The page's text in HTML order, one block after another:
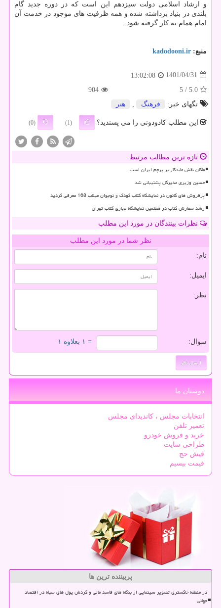
و ارشاد اسلامی دولت سیزدهم این است که در دوره جدید گام
بلندی در بنیاد برداشته شده و همه ظرفیت های موجود در خدمت آن
امام همام به کار گرفته شود.
منبع: kadodooni.ir
1401/04/31
13:02:08
5.0
/ 5
904
تگهای خبر:
فرهنگ , هنر
این مطلب کادودونی را می پسندید؟ (1)
(0)
تازه ترین مطالب مرتبط
ماکان نقش ماندگار بر پرچم ایران است
حسین وزیری مدیرکل پشتیبانی شد
پرفروش های کانون در نمایشگاه کتاب کودک و نوجوان میناب 168 معرفی گردید
رشد سفارش کتاب در هفتمین نمایشگاه مجازی کتاب تهران
نظرات بینندگان در مورد این مطلب
نظر شما در مورد این مطلب
نام:
ایمیل:
نظر:
سوال: = ۱ بعلاوه ۱
دوستان ما
انتخابات مجلس ، کاندیدای مجلس
تعمیر تلفن
خرید و فروش خودرو
طراحی سایت
فیش حج
قیمت بیسیم
پربیننده ترین ها
در منطقه خاکستری تصویر سینمایی از بنگاه های فاسد مالی و گردش پول های سیاه در اقتصاد
جهانی